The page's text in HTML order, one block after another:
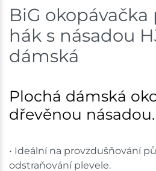
Velké Meziříčí
Skladem na prodejně -
Skladem na prodejně -
Mohelnice
Skladem na prodejně -
BiG okopávačka
hák s násadou
dámská
Plochá dámská
dřevěnou násadou.
• Ideální na provzdušňování
odstraňování plevele.